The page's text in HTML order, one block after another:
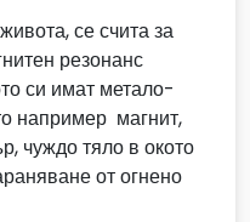
се счита за
резонанс
си имат метало-
например магнит,
чуждо тяло в окото
от огнено